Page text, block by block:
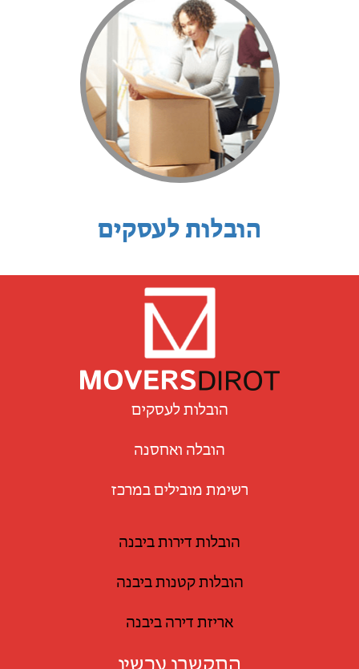
הובלות לעסקים
הובלות לעסקים
הובלה ואחסנה
רשימת מובילים במרכז
הובלות דירות ביבנה
הובלות קטנות ביבנה
אריזת דירה ביבנה